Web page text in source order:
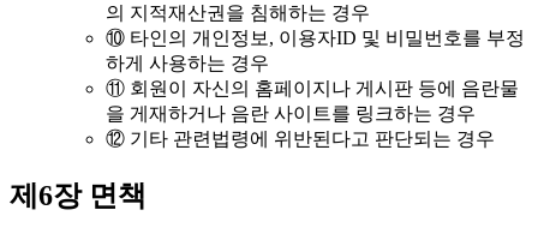
의 지적재산권을 침해하는 경우
⑩ 타인의 개인정보, 이용자ID 및 비밀번호를 부정
하게 사용하는 경우
⑪ 회원이 자신의 홈페이지나 게시판 등에 음란물
을 게재하거나 음란 사이트를 링크하는 경우
⑫ 기타 관련법령에 위반된다고 판단되는 경우
제6장 면책